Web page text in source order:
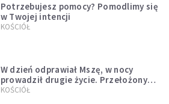
Potrzebujesz pomocy? Pomodlimy się
w Twojej intencji
KOŚCIÓŁ
W dzień odprawiał Mszę, w nocy
prowadził drugie życie. Przełożony
kazał mu opuścić zakon
KOŚCIÓŁ